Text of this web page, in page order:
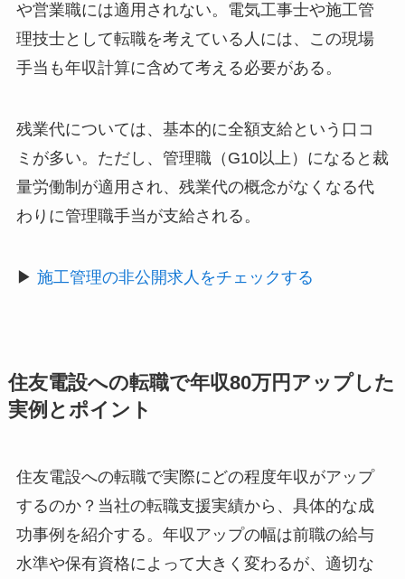
や営業職には適用されない。電気工事士や施工管
理技士として転職を考えている人には、この現場
手当も年収計算に含めて考える必要がある。
残業代については、基本的に全額支給という口コ
ミが多い。ただし、管理職（G10以上）になると裁
量労働制が適用され、残業代の概念がなくなる代
わりに管理職手当が支給される。
▶ 施工管理の非公開求人をチェックする
住友電設への転職で年収80万円アップした
実例とポイント
住友電設への転職で実際にどの程度年収がアップ
するのか？当社の転職支援実績から、具体的な成
功事例を紹介する。年収アップの幅は前職の給与
水準や保有資格によって大きく変わるが、適切な